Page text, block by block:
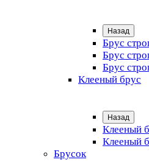
Назад
Брус
Брус
Брус
Клееный брус
Назад
Клееный
Клееный
Брусок